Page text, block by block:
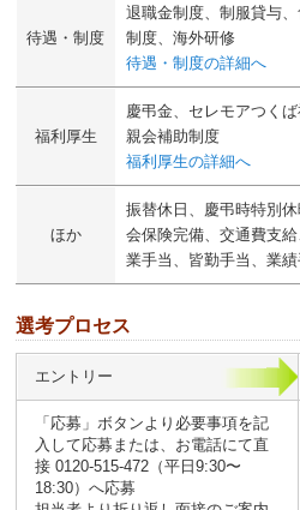
待遇・制度
退職金制度、制服貸与
制度、海外研修
待遇・制度の詳細へ
福利厚生
慶弔金、セレモアつく
親会補助制度
福利厚生の詳細へ
ほか
振替休日、慶弔時特別
会保険完備、交通費支
業手当、皆勤手当、業績
選考プロセス
エントリー
「応募」ボタンより必要事項を記
入して応募または、お電話にて直
接 0120-515-472（平日9:30〜
18:30）へ応募